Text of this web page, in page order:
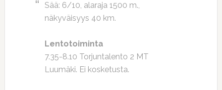
Sää: 6/10, alaraja 1500 m.,
näkyväisyys 40 km.
Lentotoiminta
7.35-8.10 Torjuntalento 2 MT
Luumäki. Ei kosketusta.